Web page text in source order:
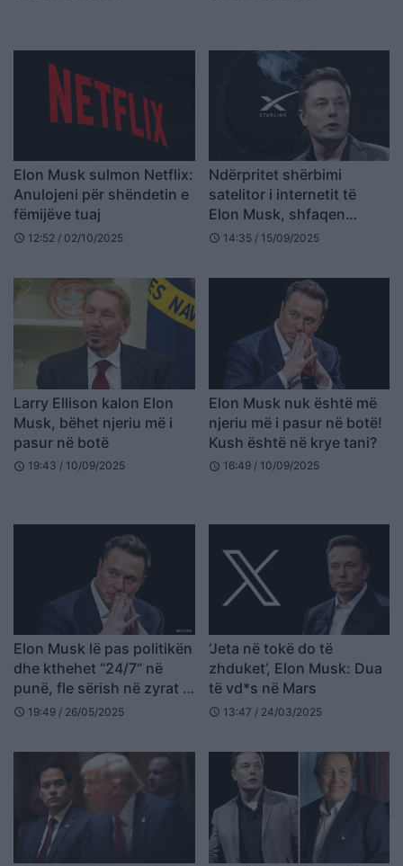
Elon Musk sulmon Netflix:
Anulojeni për shëndetin e
fëmijëve tuaj
schedule 12:52 / 02/10/2025
Ndërpritet shërbimi
satelitor i internetit të
Elon Musk, shfaqen
probleme teknike edhe në
schedule 14:35 / 15/09/2025
Larry Ellison kalon Elon
Musk, bëhet njeriu më i
pasur në botë
schedule 19:43 / 10/09/2025
Elon Musk nuk është më
njeriu më i pasur në botë!
Kush është në krye tani?
schedule 16:49 / 10/09/2025
Elon Musk lë pas politikën
dhe kthehet “24/7” në
punë, fle sërish në zyrat e
kompanive të tij!
schedule 19:49 / 26/05/2025
‘Jeta në tokë do të
zhduket’, Elon Musk: Dua
të vd*s në Mars
schedule 13:47 / 24/03/2025